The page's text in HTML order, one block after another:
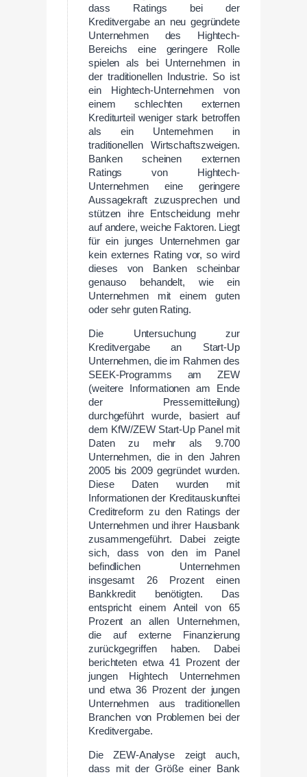
dass Ratings bei der
Kreditvergabe an neu gegründete
Unternehmen des Hightech-
Bereichs eine geringere Rolle
spielen als bei Unternehmen in
der traditionellen Industrie. So ist
ein Hightech-Unternehmen von
einem schlechten externen
Krediturteil weniger stark betroffen
als ein Unternehmen in
traditionellen Wirtschaftszweigen.
Banken scheinen externen
Ratings von Hightech-
Unternehmen eine geringere
Aussagekraft zuzusprechen und
stützen ihre Entscheidung mehr
auf andere, weiche Faktoren. Liegt
für ein junges Unternehmen gar
kein externes Rating vor, so wird
dieses von Banken scheinbar
genauso behandelt, wie ein
Unternehmen mit einem guten
oder sehr guten Rating.
Die Untersuchung zur
Kreditvergabe an Start-Up
Unternehmen, die im Rahmen des
SEEK-Programms am ZEW
(weitere Informationen am Ende
der Pressemitteilung)
durchgeführt wurde, basiert auf
dem KfW/ZEW Start-Up Panel mit
Daten zu mehr als 9.700
Unternehmen, die in den Jahren
2005 bis 2009 gegründet wurden.
Diese Daten wurden mit
Informationen der Kreditauskunftei
Creditreform zu den Ratings der
Unternehmen und ihrer Hausbank
zusammengeführt. Dabei zeigte
sich, dass von den im Panel
befindlichen Unternehmen
insgesamt 26 Prozent einen
Bankkredit benötigten. Das
entspricht einem Anteil von 65
Prozent an allen Unternehmen,
die auf externe Finanzierung
zurückgegriffen haben. Dabei
berichteten etwa 41 Prozent der
jungen Hightech Unternehmen
und etwa 36 Prozent der jungen
Unternehmen aus traditionellen
Branchen von Problemen bei der
Kreditvergabe.
Die ZEW-Analyse zeigt auch,
dass mit der Größe einer Bank